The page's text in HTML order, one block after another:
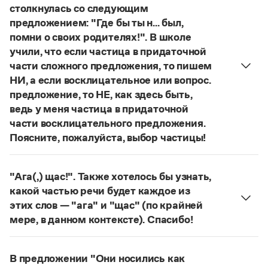
Словари русского языка как государственного
Справочники
Правила русской орфографии и пунктуации
Русский язык. Краткий теоретический курс
для школьников
Справочник по пунктуации
Словарь-справочник трудностей
Справочник по фразеологии
Словарь-справочник непростые слова
Все справочники портала
Журнал
Новости и события
Управление в русском языке
Словарь русских имён
Словарь методических терминов
Правила русской орфографии и пунктуации
(1956)
столкнулась со следующим
предложением: "Где бы ты н... был,
помни о своих родителях!". В школе
учили, что если частица в придаточной
части сложного предложения, то пишем
НИ, а если восклицательное или вопрос.
предложение, то НЕ, как здесь быть,
ведь у меня частица в придаточной
части восклицательного предложения.
Поясните, пожалуйста, выбор частицы!
Правильно:Где бы ты ни был, помни о своих
восклицательных предложениях: Где ты только
не был!
"Ага(,) щас!". Также хотелось бы узнать,
какой частью речи будет каждое из
этих слов — "ага" и "щас" (по крайней
мере, в данном контексте). Спасибо!
Ага—частица, которая в данном случае
отказа говорящего поверить в достоверность
В предложении "Они носились как